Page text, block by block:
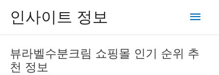
츠
인사이트 정보
메
인
메
뷰라벨수분크림 쇼핑몰 인기 순위 추
천 정보